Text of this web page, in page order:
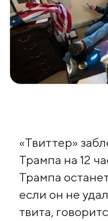
«Твиттер»
Трампа на 12
Трампа
если он не
твита,